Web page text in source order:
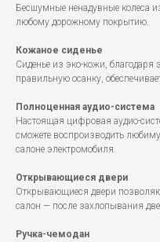
Бесшумные ненадувные колеса
любому дорожному покрытию.
Кожаное сиденье
Сиденье из эко-кожи,
правильную осанку,
Полноценная аудио-система
Настоящая цифровая аудио-
сможете воспроизводить
салоне электромобиля.
Открывающиеся двери
Открывающиеся двери
салон — после захлопывания
Ручка-чемодан